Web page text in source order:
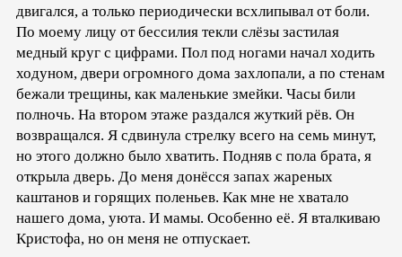
двигался, а только периодически всхлипывал от боли.
По моему лицу от бессилия текли слёзы застилая
медный круг с цифрами. Пол под ногами начал ходить
ходуном, двери огромного дома захлопали, а по стенам
бежали трещины, как маленькие змейки. Часы били
полночь. На втором этаже раздался жуткий рёв. Он
возвращался. Я сдвинула стрелку всего на семь минут,
но этого должно было хватить. Подняв с пола брата, я
открыла дверь. До меня донёсся запах жареных
каштанов и горящих поленьев. Как мне не хватало
нашего дома, уюта. И мамы. Особенно её. Я вталкиваю
Кристофа, но он меня не отпускает.